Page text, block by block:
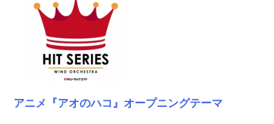
アニメ『アオのハコ』オープニングテーマ